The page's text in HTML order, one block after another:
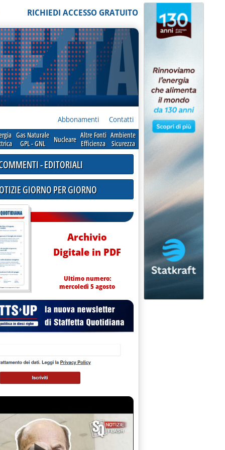
RICHIEDI ACCESSO GRATUITO
Abbonamenti Contatti
Gas Naturale
GPL - GNL
Nucleare Altre Fonti
Efficienza
Ambiente
Sicurezza
- EDITORIALI
GIORNO PER GIORNO
Archivio
Digitale in PDF
Ultimo numero:
mercoledì 5 agosto